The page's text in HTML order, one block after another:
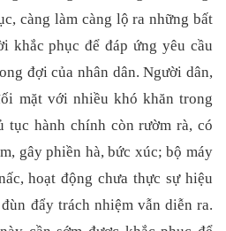
càng làm càng lộ ra những bất
khắc phục để đáp ứng yêu cầu
đợi của nhân dân. Người dân,
mặt với nhiều khó khăn trong
tục hành chính còn rườm rà, có
gây phiền hà, bức xúc; bộ máy
hoạt động chưa thực sự hiệu
đẩy trách nhiệm vẫn diễn ra.